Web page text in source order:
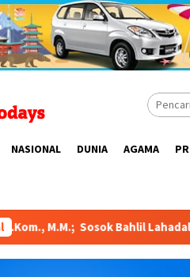
NASIONAL DUNIA AGAMA
bisa Menjadi Sumber